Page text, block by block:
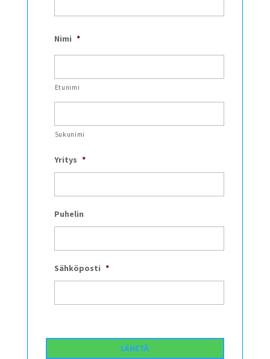
Nimi *
Etunimi
Sukunimi
Yritys *
Puhelin
Sähköposti *